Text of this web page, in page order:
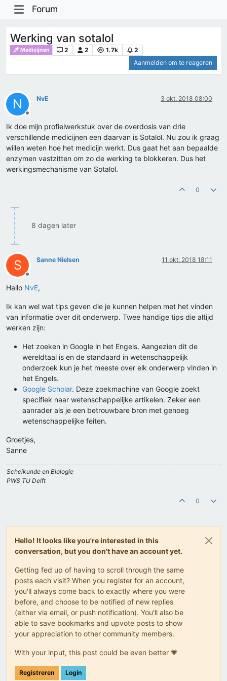
Forum
Werking van sotalol
Medicijnen 2 2 1.7k
2
Aanmelden om te reageren
N
Offline
NvE 3 okt. 2018 08:00
Ik doe mijn profielwerkstuk over de overdosis van drie
verschillende medicijnen een daarvan is Sotalol. Nu zou ik graag
willen weten hoe het medicijn werkt. Dus gaat het aan bepaalde
enzymen vastzitten om zo de werking te blokkeren. Dus het
werkingsmechanisme van Sotalol.
0
8 dagen later
S
Offline
Sanne Nielsen 11 okt. 2018 18:11
Hallo NvE,
Ik kan wel wat tips geven die je kunnen helpen met het vinden
van informatie over dit onderwerp. Twee handige tips die altijd
werken zijn:
Het zoeken in Google in het Engels. Aangezien dit de
wereldtaal is en de standaard in wetenschappelijk
onderzoek kun je het meeste over elk onderwerp vinden in
het Engels.
Google Scholar. Deze zoekmachine van Google zoekt
specifiek naar wetenschappelijke artikelen. Zeker een
aanrader als je een betrouwbare bron met genoeg
wetenschappelijke feiten.
Groetjes,
Sanne
Scheikunde en Biologie
PWS TU Delft
0
Hello! It looks like you're interested in this
conversation, but you don't have an account yet.
Getting fed up of having to scroll through the same
posts each visit? When you register for an account,
you'll always come back to exactly where you were
before, and choose to be notified of new replies
(either via email, or push notification). You'll also be
able to save bookmarks and upvote posts to show
your appreciation to other community members.
With your input, this post could be even better 💗
Registreren Login